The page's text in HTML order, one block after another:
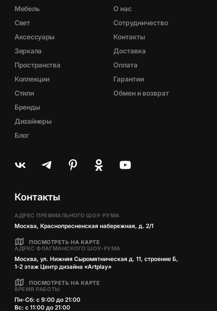
Мебель
Свет
Аксессуары
Зеркала
Пространства
Коллекции
Стили
Бренды
Дизайнеры
Блог
О нас
Сотрудничество
Контакты
Доставка
Оплата
Гарантии
Обмен и возврат
Контакты
АДРЕС ПРЕМИАЛЬНОГО ШОУ-РУМА
Москва, Краснопресненская набережная, д. 2/1
ПОСМОТРЕТЬ НА КАРТЕ
АДРЕС ФЛАГМАНСКОГО ШОУ-РУМА
Москва, ул. Нижняя Сыромятническая д. 11, строение Б,
1‑2 этаж Центр дизайна «Artplay»
ПОСМОТРЕТЬ НА КАРТЕ
ВРЕМЯ РАБОТЫ
Пн-Сб: с 9:00 до 21:00
Вс: с 11:00 до 21:00